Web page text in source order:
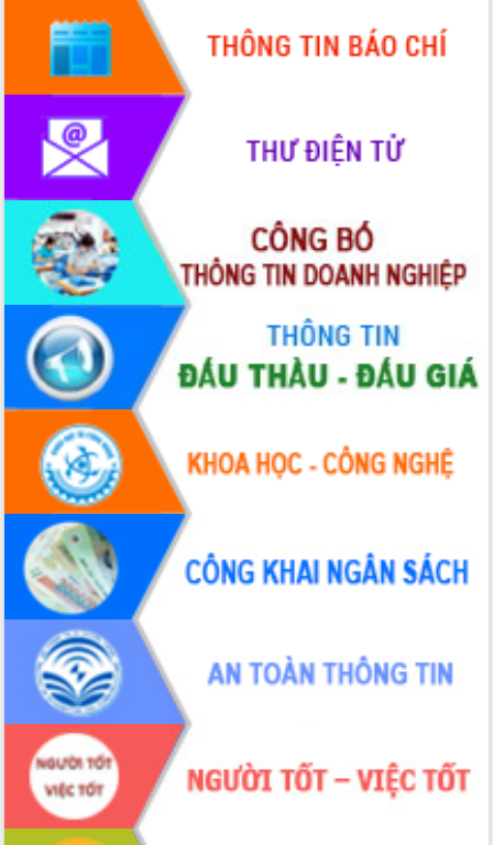
Tập huấn ứng dụng trí tuệ nhân tạo (AI)
trong thương mại điện tử năm 2026
Đoàn đại biểu Quốc hội tỉnh Đắk Lắk
trao đổi thông tin trước Kỳ họp thứ
Quyết liệt cải cách hành chính, khơi
thông nguồn lực phát triển
Nâng cao hiệu lực, hiệu quả HĐND
tỉnh thông qua hiện đại hóa hành chính
Xã Ea Phê gắn cải cách hành chính với
chuyển đổi số
Phó Chủ tịch Thường trực UBND tỉnh
Hồ Thị Nguyên Thảo làm việc tại Trung
tâm Phục vụ hành chính công xã Ea
Phê
Xây dựng nền hành chính số đồng
hành cùng nông dân dân, doanh nghiệp
Giai đoạn 2026-2030, Đắk Lắk phấn
đấu có 77% xã đạt chuẩn nông thôn
mới
Chuyển đổi số 'mở đường' cho nông
nghiệp Đắk Lắk tăng trưởng bứt phá
Triển khai đồng bộ đo đạc, lập hồ sơ
địa chính, hoàn thiện cơ sở dữ liệu đất
đai
Ứng dụng sinh trắc học - Bước tiến
trong hành trình chuyển đổi số tại Đắk
Lắk
Đắk Lắk nâng cao hiệu quả công tác
Đảng từ Sổ tay đảng viên điện tử
Đắk Lắk đẩy mạnh nuôi biển công
nghệ, hướng tới phát triển thủy sản
bền vững
Tập huấn nâng cao năng lực triển khai
chuyển đổi số cho cán bộ, công chức